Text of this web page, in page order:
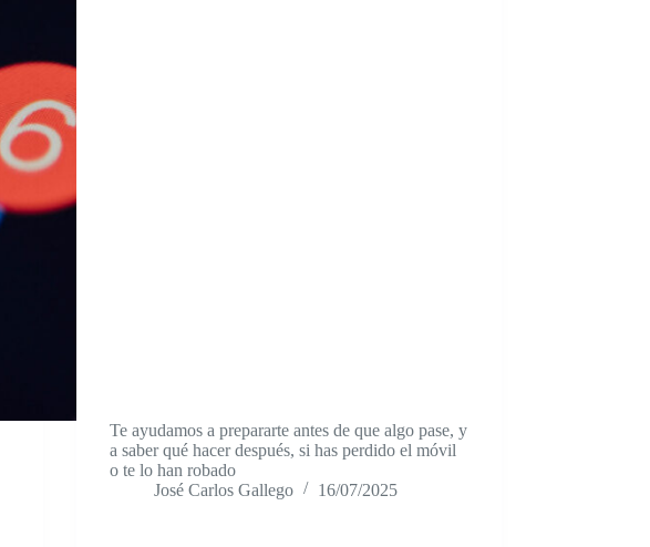
Te ayudamos a prepararte antes de que algo pase, y
a saber qué hacer después, si has perdido el móvil
o te lo han robado
José Carlos Gallego
16/07/2025